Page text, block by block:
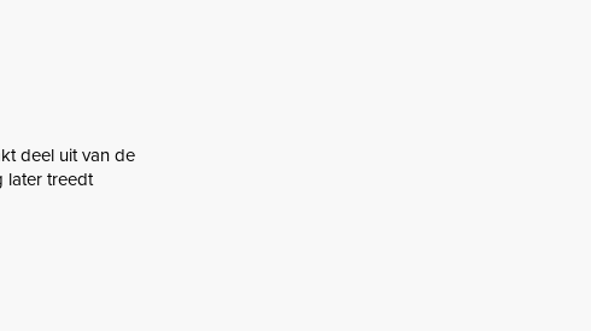
deel uit van de
later treedt